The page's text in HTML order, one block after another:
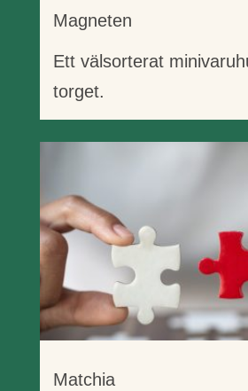
Magneten
Ett välsorterat
torget.
Matchia